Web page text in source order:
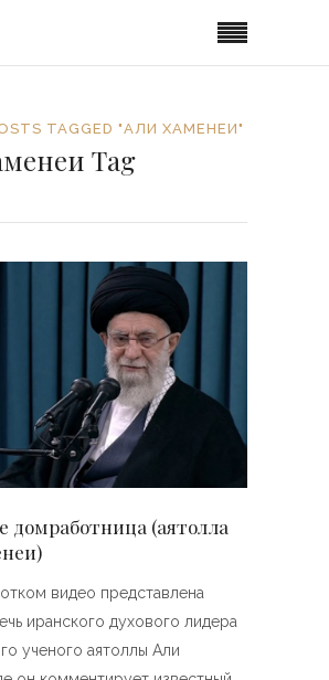
TAGGED "АЛИ ХАМЕНЕИ"
Tag
домработница (аятолла
видео представлена
иранского духового лидера
ученого аятоллы Али